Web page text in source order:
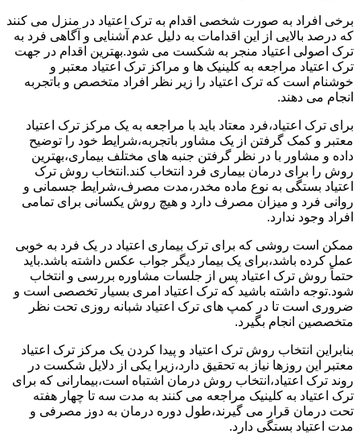
برخی افراد به صورت شخصی اقدام به ترک اعتیاد در منزل می کنند
که درصد بالایی از این اقدامات به دلیل عدم آشنایی و آگاهی فرد به
ترک اصولی اعتیاد منجر به شکست می شود.بهترین اقدام در جهت
ترک اعتیاد مراجعه به کلینیک ها و مراکز ترک اعتیاد معتبر و
خوشنام است که ترک اعتیاد را زیر نظر افراد متخصص و باتجربه
انجام می دهند.
برای ترک اعتیاد،فرد معتاد باید با مراجعه به یک مرکز ترک اعتیاد
معتبر و کمک گرفتن از یک مشاور باتجربه،شرایط خود را توضیح
داده و مشاور با در نظر گرفتن جنبه های مختلف بیماری،بهترین
روش را برای درمان بیماری فرد انتخاب کند.انتخاب روش ترک
اعتیاد بستگی به نوع ماده مخدر،مدت مصرف،شرایط جسمانی و
روانی فرد و میزان مصرف دارد و هیچ روش یکسانی برای تمامی
افراد وجود ندارد.
ممکن است روشی که برای ترک بیماری اعتیاد در یک فرد به خوبی
عمل کرده باشد،برای یک بیمار دیگر جواب عکس داشته باشد.باید
حتماً روش ترک اعتیاد پس از جلسات مشاوره بررسی و انتخاب
شود.توجه داشته باشید که ترک اعتیاد امری بسیار تخصصی است و
ضروری است تا در کمپ های ترک اعتیاد شبانه روزی تحت نظر
متخصصین انجام بگیرد.
بنابراین انتخاب روش ترک اعتیاد و پیدا کردن یک مرکز ترک اعتیاد
معتبر این روزها نیاز به تحقیق دارد،زیرا یکی از دلایل شکست در
روند ترک اعتیاد،انتخاب روش درمان اشتباه است،بیمارانی که برای
ترک اعتیاد به کلینیک مراجعه می کنند به مدت سه تا چهار هفته
تحت درمان قرار می گیرند،طول دوره درمان به دوز مصرفی و
مدت اعتیاد بستگی دارد.